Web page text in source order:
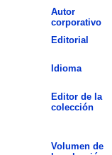
Autor
corporativo
Editorial
Idioma
Editor de la
colección
Volumen de